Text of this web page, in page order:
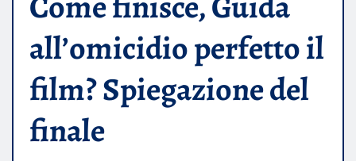
all’omicidio perfetto il
film? Spiegazione del
finale